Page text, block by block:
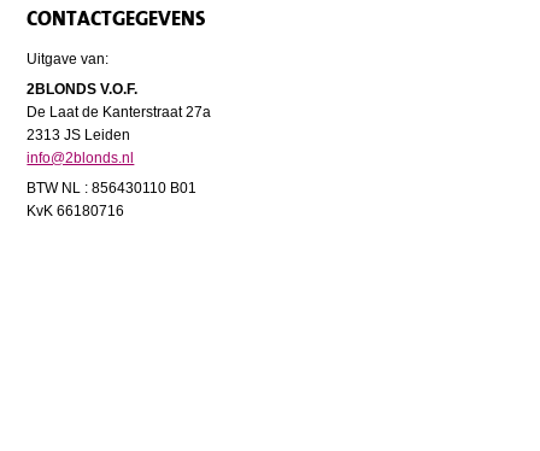
CONTACTGEGEVENS
Uitgave van:
2BLONDS V.O.F.
De Laat de Kanterstraat 27a
2313 JS Leiden
info@2blonds.nl
BTW NL : 856430110 B01
KvK 66180716